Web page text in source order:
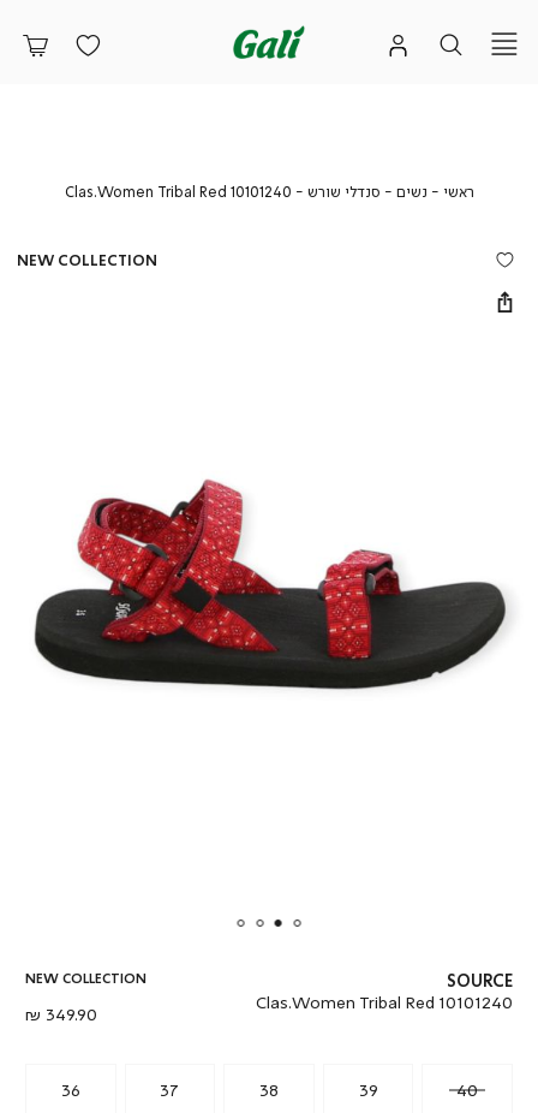
ראשי ראשי
נשים נשים
סנדלי שורש סנדלי
Clas.Women Tribal Red 10101240
SOURCE
Clas.Women Tribal Red 10101240
NEW COLLECTION
מחיר
349.90 ₪
36 37 38 39 40
NEW COLLECTION